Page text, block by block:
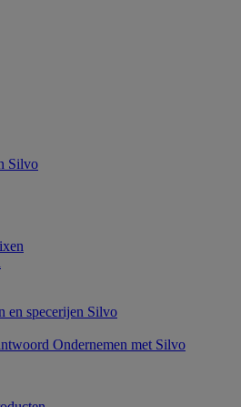
Silvo
en specerijen Silvo
Ondernemen met Silvo